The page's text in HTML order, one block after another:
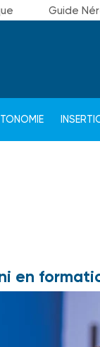
Guide
en